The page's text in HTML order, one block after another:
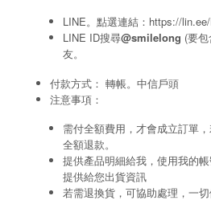
LINE。點選連結： https://
LINE ID搜尋@smilelong (要
友。
付款方式： 轉帳。中信戶頭
注意事項：
需付全額費用，才會成立訂單
全額退款。
提供產品明細給我，使用我的
提供給您出貨資訊
若需退換貨，可協助處理，一